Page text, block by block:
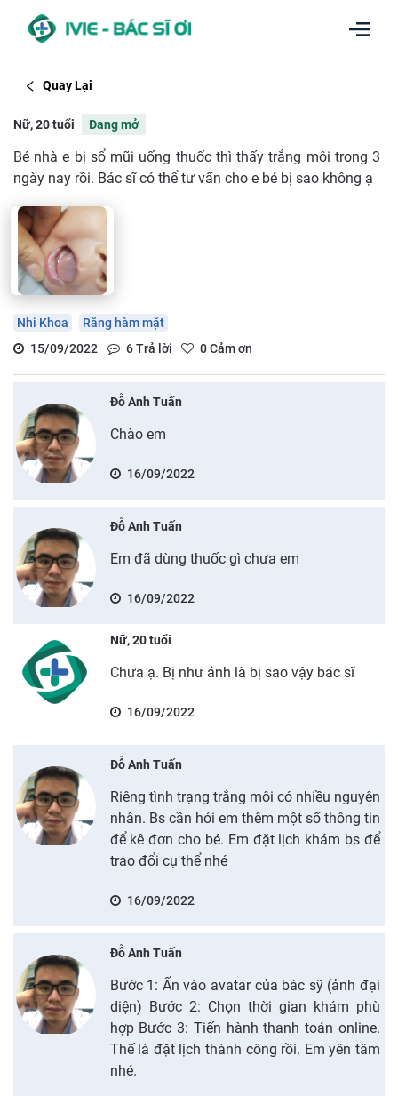
Quay Lại
Nữ, 20 tuổi Đang mở
Bé nhà e bị sổ mũi uống thuốc thì thấy trắng môi trong 3
ngày nay rồi. Bác sĩ có thể tư vấn cho e bé bị sao không ạ
Nhi Khoa
Răng hàm mặt
15/09/2022
6Trả lời 0Cảm ơn
Đỗ Anh Tuấn
Chào em
16/09/2022
Đỗ Anh Tuấn
Em đã dùng thuốc gì chưa em
16/09/2022
Nữ, 20 tuổi
Chưa ạ. Bị như ảnh là bị sao vậy bác sĩ
16/09/2022
Đỗ Anh Tuấn
Riêng tình trạng trắng môi có nhiều nguyên
nhân. Bs cần hỏi em thêm một số thông tin
để kê đơn cho bé. Em đặt lịch khám bs để
trao đổi cụ thể nhé
16/09/2022
Đỗ Anh Tuấn
Bước 1: Ấn vào avatar của bác sỹ (ảnh đại
diện) Bước 2: Chọn thời gian khám phù
hợp Bước 3: Tiến hành thanh toán online.
Thế là đặt lịch thành công rồi. Em yên tâm
nhé.